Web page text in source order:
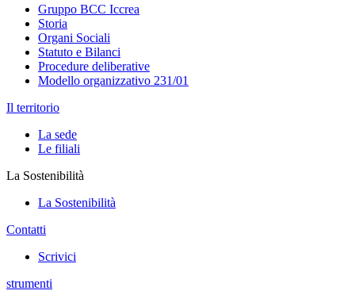
Gruppo BCC Iccrea
Storia
Organi Sociali
Statuto e Bilanci
Procedure deliberative
Modello organizzativo 231/01
Il territorio
La sede
Le filiali
La Sostenibilità
La Sostenibilità
Contatti
Scrivici
strumenti